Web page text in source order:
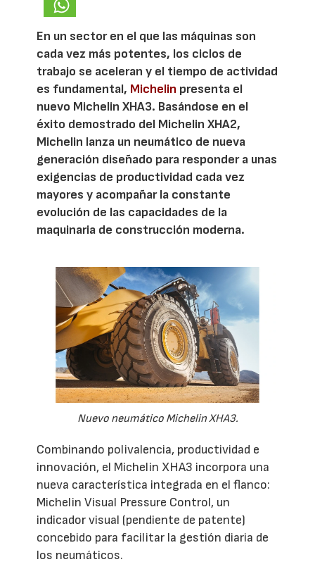
En un sector en el que las máquinas son
cada vez más potentes, los ciclos de
trabajo se aceleran y el tiempo de actividad
es fundamental, Michelin presenta el
nuevo Michelin XHA3. Basándose en el
éxito demostrado del Michelin XHA2,
Michelin lanza un neumático de nueva
generación diseñado para responder a unas
exigencias de productividad cada vez
mayores y acompañar la constante
evolución de las capacidades de la
maquinaria de construcción moderna.
Nuevo neumático Michelin XHA3.
Combinando polivalencia, productividad e
innovación, el Michelin XHA3 incorpora una
nueva característica integrada en el flanco:
Michelin Visual Pressure Control, un
indicador visual (pendiente de patente)
concebido para facilitar la gestión diaria de
los neumáticos.